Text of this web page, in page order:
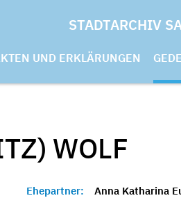
STADTARCHIV
UND ERKLÄRUNGEN
WOLF
Ehepartner:
Anna Katharina